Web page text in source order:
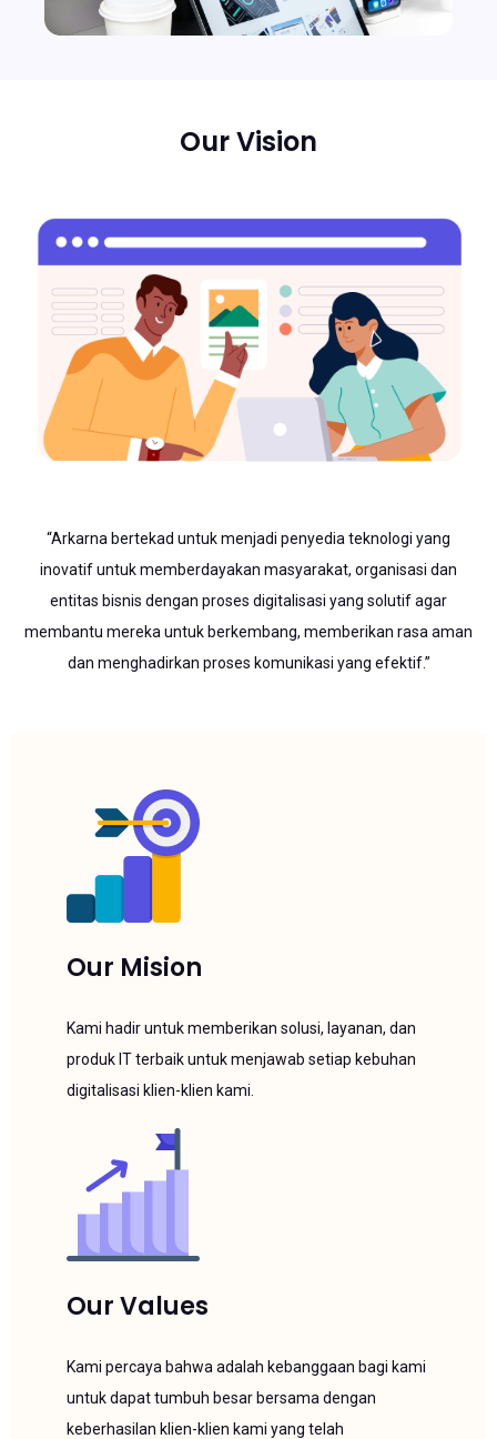
Our Vision​
“Arkarna bertekad untuk menjadi penyedia teknologi yang
inovatif untuk memberdayakan masyarakat, organisasi dan
entitas bisnis dengan proses digitalisasi yang solutif agar
membantu mereka untuk berkembang, memberikan rasa aman
dan menghadirkan proses komunikasi yang efektif.”
Our Mision
Kami hadir untuk memberikan solusi, layanan, dan
produk IT terbaik untuk menjawab setiap kebuhan
digitalisasi klien-klien kami.
Our Values
Kami percaya bahwa adalah kebanggaan bagi kami
untuk dapat tumbuh besar bersama dengan
keberhasilan klien-klien kami yang telah